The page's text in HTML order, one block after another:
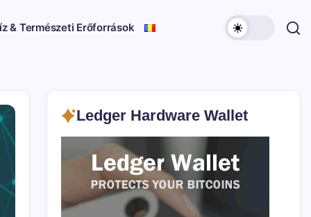
& Természeti Erőforrások
Ledger Hardware Wallet